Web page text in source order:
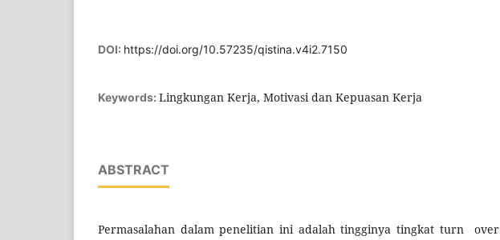
DOI: https://doi.org/10.57235/qistina.v4i2.7150
Keywords: Lingkungan Kerja, Motivasi dan Kepuasan Kerja
ABSTRACT
Permasalahan dalam penelitian ini adalah tingginya tingkat turn over